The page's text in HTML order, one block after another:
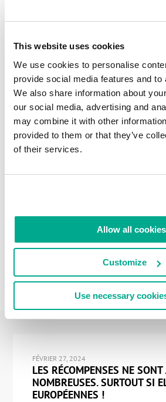
This website uses cookies
We use cookies to personalise
provide social media features and to
We also share information about
our social media, advertising and
may combine it with other
provided to them or that they’ve
of their services.
Allow all cookies
Customize
Use necessary
LAISSER UN COMMENTAIRE
FÉVRIER 27, 2024
LES RÉCOMPENSES NE
NOMBREUSES. SURTOUT SI
EUROPÉENNES !